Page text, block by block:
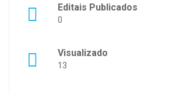
Editais Publicados
0
Visualizado
13